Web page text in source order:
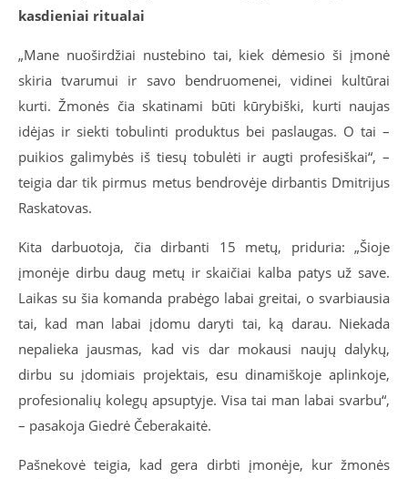
kasdieniai ritualai
„Mane nuoširdžiai nustebino tai, kiek dėmesio ši įmonė
skiria tvarumui ir savo bendruomenei, vidinei kultūrai
kurti. Žmonės čia skatinami būti kūrybiški, kurti naujas
idėjas ir siekti tobulinti produktus bei paslaugas. O tai –
puikios galimybės iš tiesų tobulėti ir augti profesiškai“, –
teigia dar tik pirmus metus bendrovėje dirbantis Dmitrijus
Raskatovas.
Kita darbuotoja, čia dirbanti 15 metų, priduria: „Šioje
įmonėje dirbu daug metų ir skaičiai kalba patys už save.
Laikas su šia komanda prabėgo labai greitai, o svarbiausia
tai, kad man labai įdomu daryti tai, ką darau. Niekada
nepalieka jausmas, kad vis dar mokausi naujų dalykų,
dirbu su įdomiais projektais, esu dinamiškoje aplinkoje,
profesionalių kolegų apsuptyje. Visa tai man labai svarbu“,
– pasakoja Giedrė Čeberakaitė.
Pašnekovė teigia, kad gera dirbti įmonėje, kur žmonės